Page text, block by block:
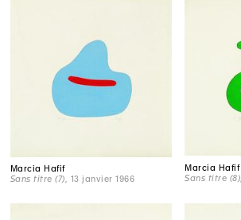
Marcia Hafif
Sans titre (7) , 13 janvier 1966
Marcia Hafif
Sans titre (8)